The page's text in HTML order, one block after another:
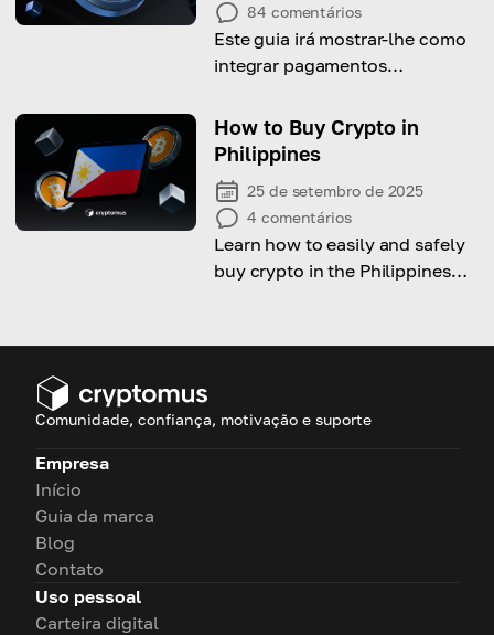
84 comentários
Este guia irá mostrar-lhe como
integrar pagamentos
online PrestaShop utilizando
um plugin simples e eficiente.
How to Buy Crypto in
Philippines
25 de setembro de 2025
4 comentários
Learn how to easily and safely
buy crypto in the Philippines
Comunidade, confiança, motivação e suporte
Empresa
Início
Guia da marca
Blog
Contato
Uso pessoal
Carteira digital